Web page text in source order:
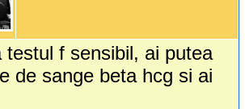
testul f sensibil, ai putea
de sange beta hcg si ai